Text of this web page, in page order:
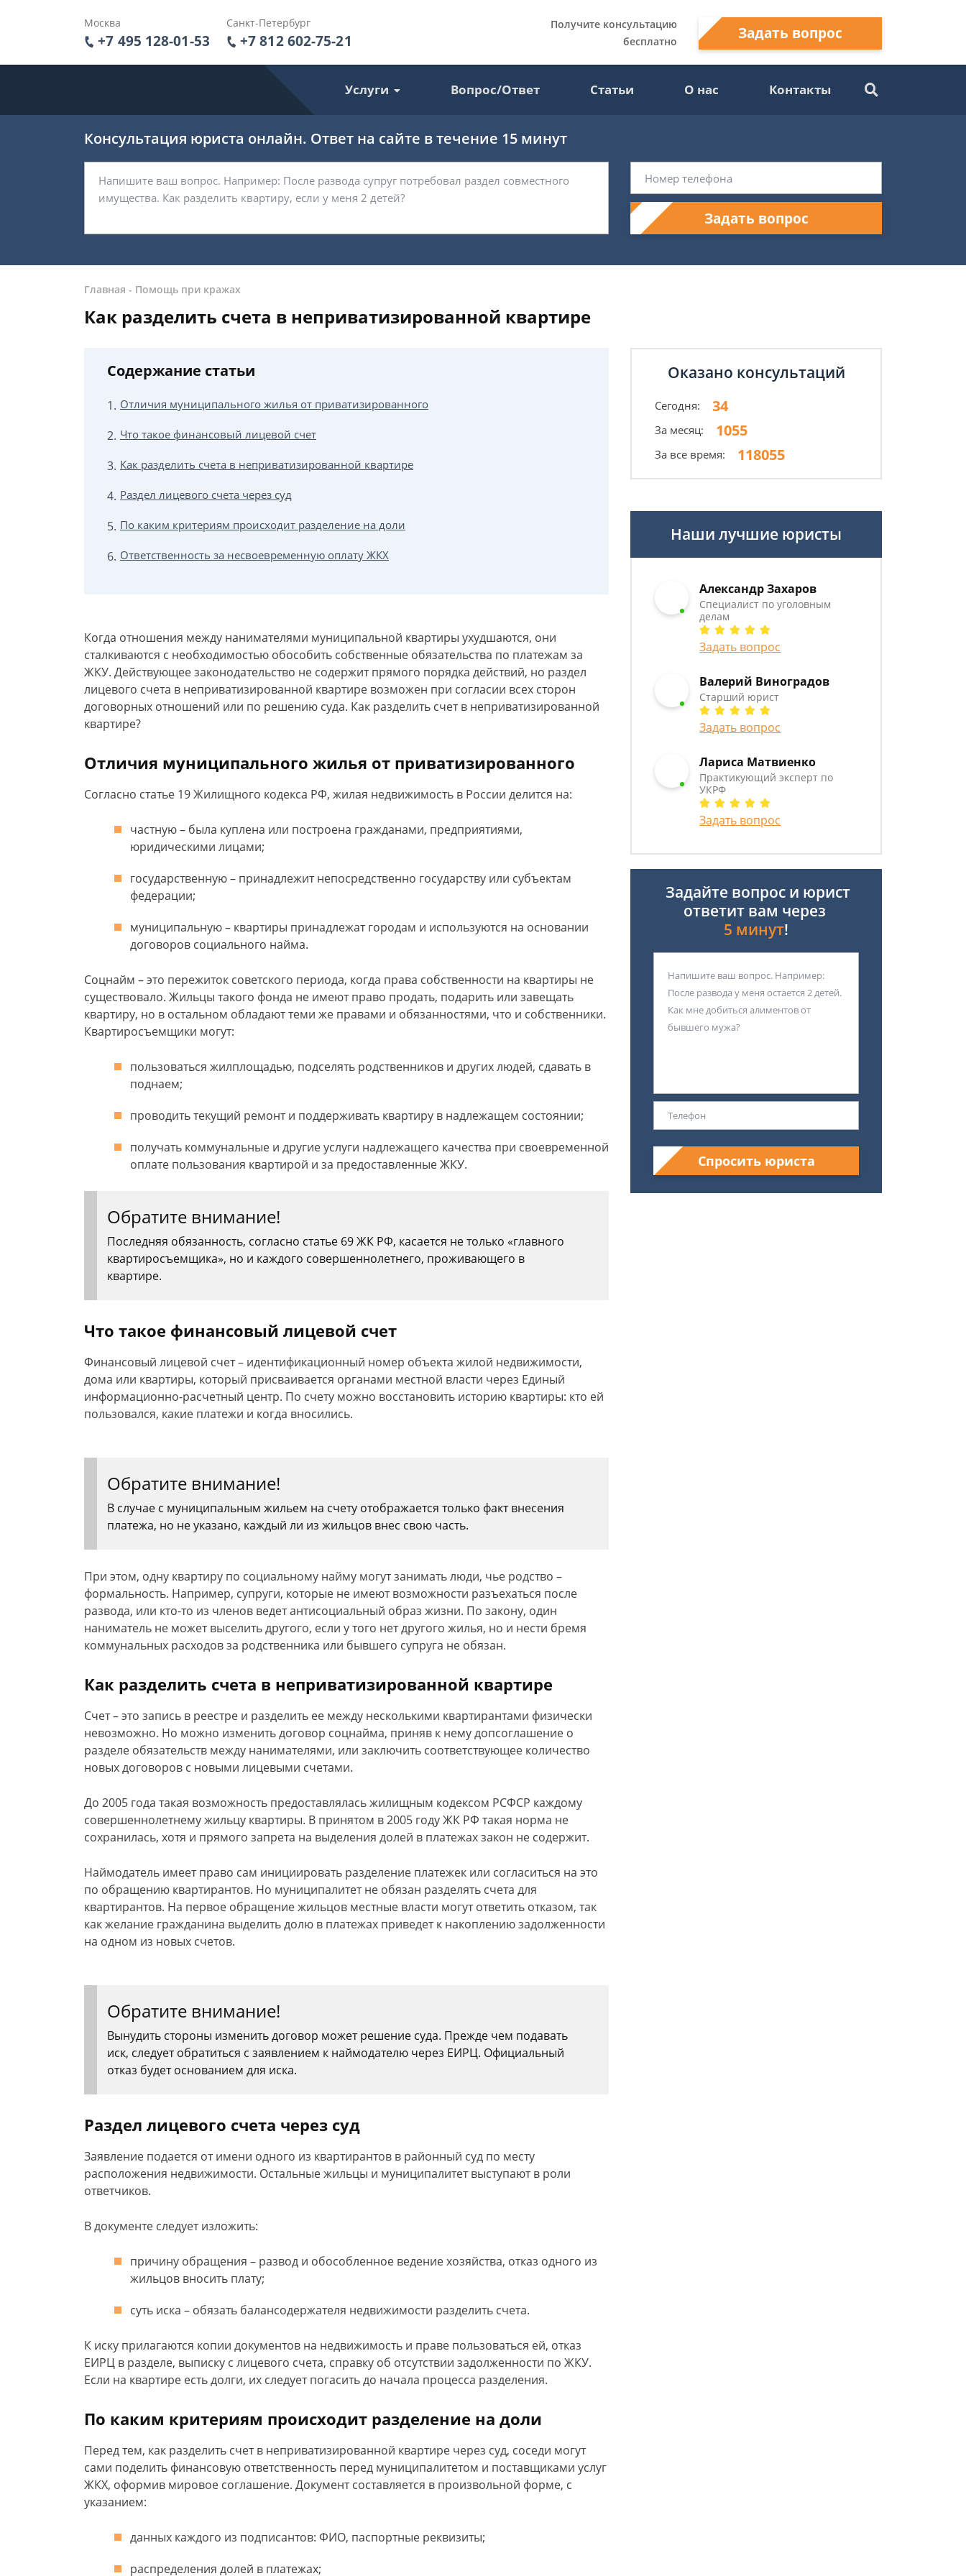
Москва
+7 495 128-01-53
Санкт-Петербург
+7 812 602-75-21
Получите консультацию
бесплатно
Задать вопрос
Услуги Вопрос/Ответ Статьи О нас Контакты
Консультация юриста онлайн. Ответ на сайте в течение 15 минут
Задать вопрос
Главная - Помощь при кражах
Как разделить счета в неприватизированной квартире
Содержание статьи
Отличия муниципального жилья от приватизированного
Что такое финансовый лицевой счет
Как разделить счета в неприватизированной квартире
Раздел лицевого счета через суд
По каким критериям происходит разделение на доли
Ответственность за несвоевременную оплату ЖКХ
Когда отношения между нанимателями муниципальной квартиры ухудшаются, они
сталкиваются с необходимостью обособить собственные обязательства по платежам за
ЖКУ. Действующее законодательство не содержит прямого порядка действий, но раздел
лицевого счета в неприватизированной квартире возможен при согласии всех сторон
договорных отношений или по решению суда. Как разделить счет в неприватизированной
квартире?
Отличия муниципального жилья от приватизированного
Согласно статье 19 Жилищного кодекса РФ, жилая недвижимость в России делится на:
частную – была куплена или построена гражданами, предприятиями,
юридическими лицами;
государственную – принадлежит непосредственно государству или субъектам
федерации;
муниципальную – квартиры принадлежат городам и используются на основании
договоров социального найма.
Соцнайм – это пережиток советского периода, когда права собственности на квартиры не
существовало. Жильцы такого фонда не имеют право продать, подарить или завещать
квартиру, но в остальном обладают теми же правами и обязанностями, что и собственники.
Квартиросъемщики могут:
пользоваться жилплощадью, подселять родственников и других людей, сдавать в
поднаем;
проводить текущий ремонт и поддерживать квартиру в надлежащем состоянии;
получать коммунальные и другие услуги надлежащего качества при своевременной
оплате пользования квартирой и за предоставленные ЖКУ.
Обратите внимание!
Последняя обязанность, согласно статье 69 ЖК РФ, касается не только «главного
квартиросъемщика», но и каждого совершеннолетнего, проживающего в
квартире.
Что такое финансовый лицевой счет
Финансовый лицевой счет – идентификационный номер объекта жилой недвижимости,
дома или квартиры, который присваивается органами местной власти через Единый
информационно-расчетный центр. По счету можно восстановить историю квартиры: кто ей
пользовался, какие платежи и когда вносились.
Обратите внимание!
В случае с муниципальным жильем на счету отображается только факт внесения
платежа, но не указано, каждый ли из жильцов внес свою часть.
При этом, одну квартиру по социальному найму могут занимать люди, чье родство –
формальность. Например, супруги, которые не имеют возможности разъехаться после
развода, или кто-то из членов ведет антисоциальный образ жизни. По закону, один
наниматель не может выселить другого, если у того нет другого жилья, но и нести бремя
коммунальных расходов за родственника или бывшего супруга не обязан.
Как разделить счета в неприватизированной квартире
Счет – это запись в реестре и разделить ее между несколькими квартирантами физически
невозможно. Но можно изменить договор соцнайма, приняв к нему допсоглашение о
разделе обязательств между нанимателями, или заключить соответствующее количество
новых договоров с новыми лицевыми счетами.
До 2005 года такая возможность предоставлялась жилищным кодексом РСФСР каждому
совершеннолетнему жильцу квартиры. В принятом в 2005 году ЖК РФ такая норма не
сохранилась, хотя и прямого запрета на выделения долей в платежах закон не содержит.
Наймодатель имеет право сам инициировать разделение платежек или согласиться на это
по обращению квартирантов. Но муниципалитет не обязан разделять счета для
квартирантов. На первое обращение жильцов местные власти могут ответить отказом, так
как желание гражданина выделить долю в платежах приведет к накоплению задолженности
на одном из новых счетов.
Обратите внимание!
Вынудить стороны изменить договор может решение суда. Прежде чем подавать
иск, следует обратиться с заявлением к наймодателю через ЕИРЦ. Официальный
отказ будет основанием для иска.
Раздел лицевого счета через суд
Заявление подается от имени одного из квартирантов в районный суд по месту
расположения недвижимости. Остальные жильцы и муниципалитет выступают в роли
ответчиков.
В документе следует изложить:
причину обращения – развод и обособленное ведение хозяйства, отказ одного из
жильцов вносить плату;
суть иска – обязать балансодержателя недвижимости разделить счета.
К иску прилагаются копии документов на недвижимость и праве пользоваться ей, отказ
ЕИРЦ в разделе, выписку с лицевого счета, справку об отсутствии задолженности по ЖКУ.
Если на квартире есть долги, их следует погасить до начала процесса разделения.
По каким критериям происходит разделение на доли
Перед тем, как разделить счет в неприватизированной квартире через суд, соседи могут
сами поделить финансовую ответственность перед муниципалитетом и поставщиками услуг
ЖКХ, оформив мировое соглашение. Документ составляется в произвольной форме, с
указанием:
данных каждого из подписантов: ФИО, паспортные реквизиты;
распределения долей в платежах;
Оказано консультаций
Сегодня: 34
За месяц: 1055
За все время: 118055
Наши лучшие юристы
Александр Захаров
Специалист по уголовным
делам
Задать вопрос
Валерий Виноградов
Старший юрист
Задать вопрос
Лариса Матвиенко
Практикующий эксперт по
УКРФ
Задать вопрос
Задайте вопрос и юрист
ответит вам через
5 минут!
Спросить юриста